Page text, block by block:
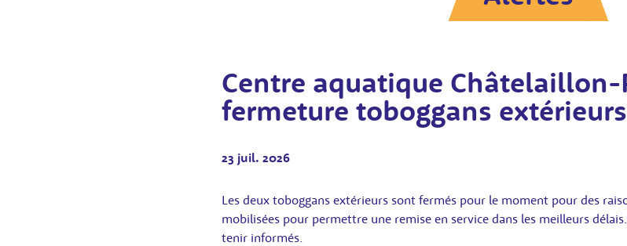
Centre aquatique Châtelaillon-
fermeture toboggans extérieurs
23 juil. 2026
Les deux toboggans extérieurs sont fermés pour le moment pour des
mobilisées pour permettre une remise en service dans les meilleurs
tenir informés.